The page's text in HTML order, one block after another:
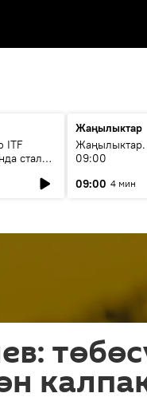
ITF
стала
Жаңылыктар
09:00
09:00 4 мин